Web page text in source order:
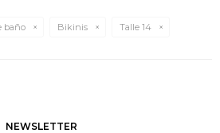
baño Bikinis Talle 14
NEWSLETTER